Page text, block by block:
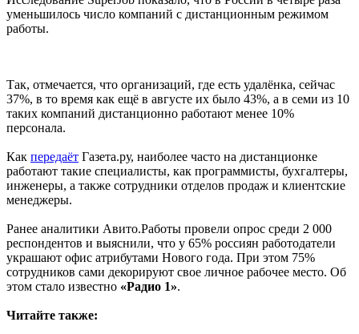
уменьшилось число компаний с дистанционным режимом
работы.
Так, отмечается, что организаций, где есть удалёнка, сейчас
37%, в то время как ещё в августе их было 43%, а в семи из 10
таких компаний дистанционно работают менее 10%
персонала.
Как передаёт Газета.ру, наиболее часто на дистанционке
работают такие специалисты, как программисты, бухгалтеры,
инженеры, а также сотрудники отделов продаж и клиентские
менеджеры.
Ранее аналитики Авито.Работы провели опрос среди 2 000
респондентов и выяснили, что у 65% россиян работодатели
украшают офис атрибутами Нового года. При этом 75%
сотрудников сами декорируют свое личное рабочее место. Об
этом стало известно «Радио 1».
Читайте также: